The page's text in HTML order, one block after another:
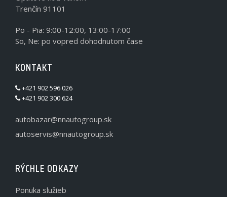
Trenčín 91101
Po - Pia: 9:00-12:00, 13:00-17:00
So, Ne: po vopred dohodnutom čase
KONTAKT
+421 902 596 026
+421 902 300 624
autobazar@nnautogroup.sk
autoservis@nnautogroup.sk
RÝCHLE ODKAZY
Ponuka služieb